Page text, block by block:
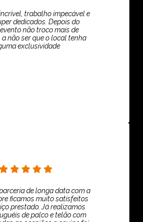
trabalho impecável e
dedicados. Depois do
não troco mais de
a não ser que o local tenha
exclusividade
de longa data com a
ficamos muito satisfeitos
prestado. Já realizamos
de palco e telão com